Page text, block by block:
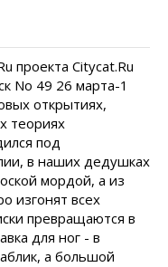
проекта Citycat.Ru
49 26 марта-1
открытиях,
теориях
под
в наших дедушках
мордой, а из
изгонят всех
превращаются в
для ног - в
а большой